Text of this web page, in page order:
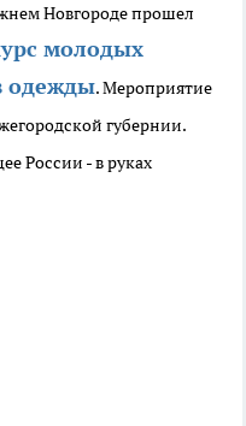
Новгороде прошел
молодых
одежды. Мероприятие
губернии.
России - в руках